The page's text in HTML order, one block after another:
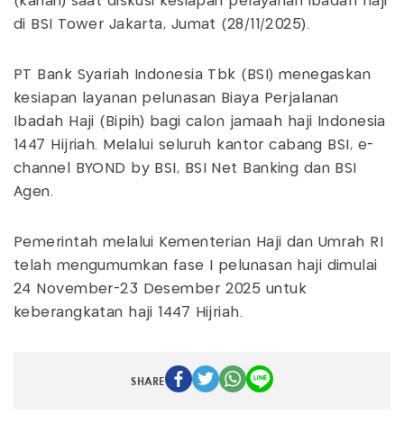
di BSI Tower Jakarta, Jumat (28/11/2025).
PT Bank Syariah Indonesia Tbk (BSI) menegaskan
kesiapan layanan pelunasan Biaya Perjalanan
Ibadah Haji (Bipih) bagi calon jamaah haji Indonesia
1447 Hijriah. Melalui seluruh kantor cabang BSI, e-
channel BYOND by BSI, BSI Net Banking dan BSI
Agen.
Pemerintah melalui Kementerian Haji dan Umrah RI
telah mengumumkan fase I pelunasan haji dimulai
24 November-23 Desember 2025 untuk
keberangkatan haji 1447 Hijriah.
SHARE